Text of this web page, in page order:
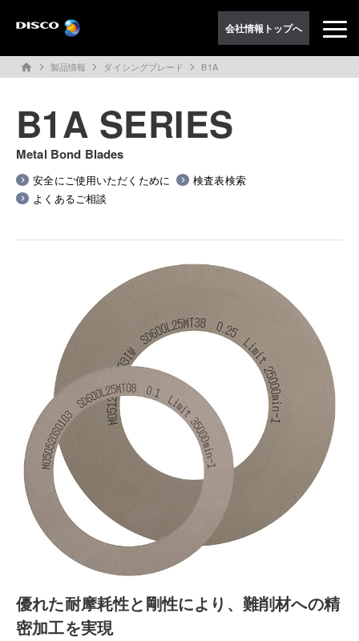
会社情報トップへ
home 製品情報 ダイシングブレード B1A
B1A SERIES
Metal Bond Blades
安全にご使用いただくために
検査表検索
よくあるご相談
優れた耐摩耗性と剛性により、難削材への精
密加工を実現